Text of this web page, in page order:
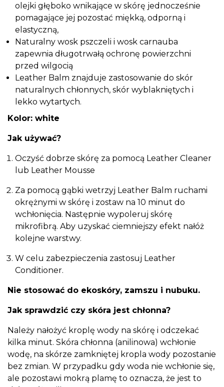
olejki głęboko wnikające w skórę jednocześnie
pomagające jej pozostać miękką, odporną i
elastyczną,
Naturalny wosk pszczeli i wosk carnauba
zapewnia długotrwałą ochronę powierzchni
przed wilgocią
Leather Balm znajduje zastosowanie do skór
naturalnych chłonnych, skór wyblakniętych i
lekko wytartych.
Kolor: white
Jak używać?
Oczyść dobrze skórę za pomocą Leather Cleaner
lub Leather Mousse
Za pomocą gąbki wetrzyj Leather Balm ruchami
okrężnymi w skórę i zostaw na 10 minut do
wchłonięcia. Następnie wypoleruj skórę
mikrofibrą. Aby uzyskać ciemniejszy efekt nałóż
kolejne warstwy.
W celu zabezpieczenia zastosuj Leather
Conditioner.
Nie stosować do ekoskóry, zamszu i nubuku.
Jak sprawdzić czy skóra jest chłonna?
Należy nałożyć kroplę wody na skórę i odczekać
kilka minut. Skóra chłonna (anilinowa) wchłonie
wodę, na skórze zamkniętej kropla wody pozostanie
bez zmian. W przypadku gdy woda nie wchłonie się,
ale pozostawi mokrą plamę to oznacza, że jest to